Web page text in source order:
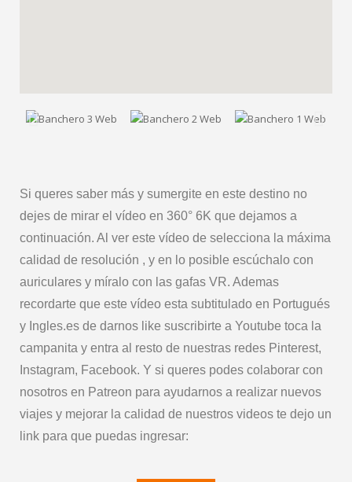
Si queres saber más y sumergite en este destino no
dejes de mirar el vídeo en 360° 6K que dejamos a
continuación. Al ver este vídeo de selecciona la máxima
calidad de resolución , y en lo posible escúchalo con
auriculares y míralo con las gafas VR. Ademas
recordarte que este vídeo esta subtitulado en Portugués
y Ingles.es de darnos like suscribirte a Youtube toca la
campanita y entra al resto de nuestras redes Pinterest,
Instagram, Facebook. Y si queres podes colaborar con
nosotros en Patreon para ayudarnos a realizar nuevos
viajes y mejorar la calidad de nuestros videos te dejo un
link para que puedas ingresar: